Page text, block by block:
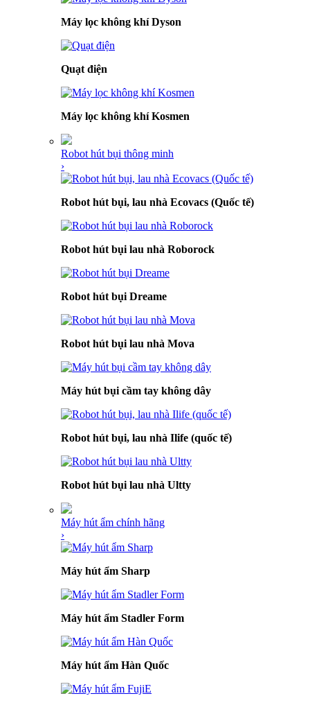
Máy lọc không khí Dyson
Quạt điện
Máy lọc không khí Kosmen
Robot hút bụi thông minh
›
Robot hút bụi, lau nhà Ecovacs (Quốc tế)
Robot hút bụi lau nhà Roborock
Robot hút bụi Dreame
Robot hút bụi lau nhà Mova
Máy hút bụi cầm tay không dây
Robot hút bụi, lau nhà Ilife (quốc tế)
Robot hút bụi lau nhà Ultty
Máy hút ẩm chính hãng
›
Máy hút ẩm Sharp
Máy hút ẩm Stadler Form
Máy hút ẩm Hàn Quốc